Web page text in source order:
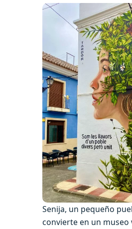
Senija, un pequeño
convierte en un museo